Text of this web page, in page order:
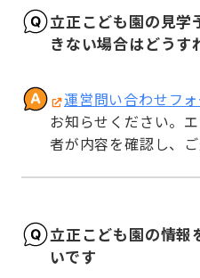
立正こども園の見学
きない場合はどうす
運営問い合わせフ
お知らせください。
者が内容を確認し、ご
立正こども園の情報
いです